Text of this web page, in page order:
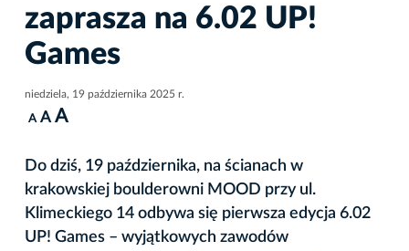
zaprasza na 6.02 UP!
Games
niedziela, 19 października 2025 r.
A A A
Do dziś, 19 października, na ścianach w
krakowskiej boulderowni MOOD przy ul.
Klimeckiego 14 odbywa się pierwsza edycja 6.02
UP! Games – wyjątkowych zawodów